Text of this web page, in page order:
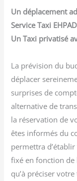
Un déplacement
Service Taxi
Un Taxi privatisé
La prévision du
déplacer
surprises de
alternative de
la réservation de
êtes informés du
permettra
fixé en fonction de
qu’à préciser